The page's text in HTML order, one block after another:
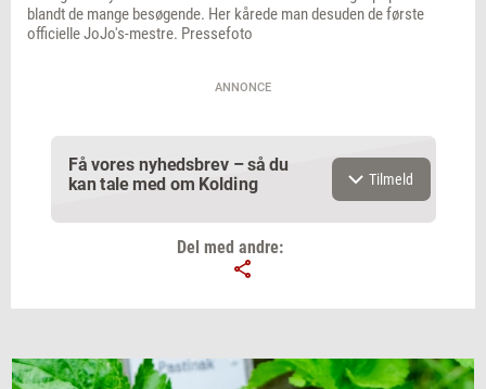
blandt de mange besøgende. Her kårede man desuden de første
officielle JoJo's-mestre. Pressefoto
ANNONCE
Få vores nyhedsbrev – så du
kan tale med om Kolding
Tilmeld
Del med andre: